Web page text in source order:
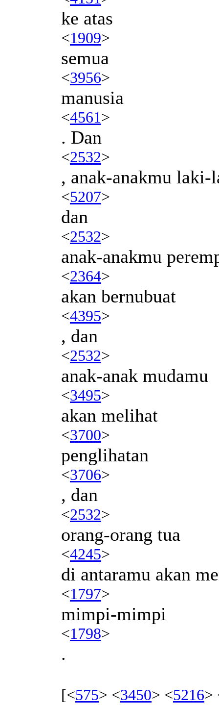
ke atas
<1909>
semua
<3956>
manusia
<4561>
. Dan
<2532>
, anak-anakmu laki-
<5207>
dan
<2532>
anak-anakmu
<2364>
akan bernubuat
<4395>
, dan
<2532>
anak-anak mudamu
<3495>
akan melihat
<3700>
penglihatan
<3706>
, dan
<2532>
orang-orang tua
<4245>
di antaramu akan
<1797>
mimpi-mimpi
<1798>
.
[<575> <3450> <5216>